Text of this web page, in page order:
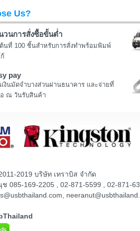
Us?
วนการสั่งซื้อขั้นต่ำ
ต้นที่ 100 ชิ้นสำหรับการสั่งทำพร้อมพิมพ์
pay
งินมัดจำบางส่วนผ่านธนาคาร และจ่ายที่
อ ณ วันรับสินค้า
2019 บริษัท เทราบิส จำกัด
085-169-2205 , 02-871-5599 , 02-871-